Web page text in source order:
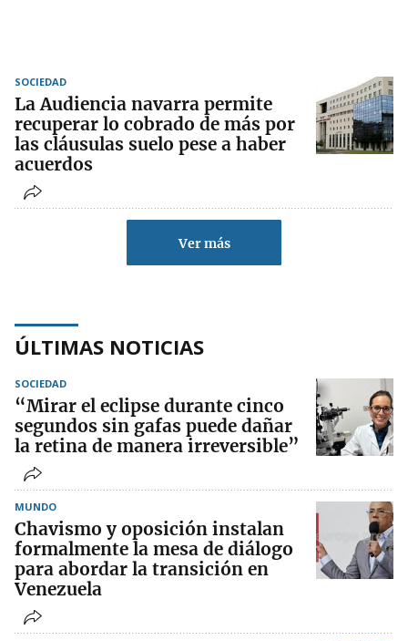
SOCIEDAD
La Audiencia navarra permite
recuperar lo cobrado de más por
las cláusulas suelo pese a haber
acuerdos
Ver más
ÚLTIMAS NOTICIAS
SOCIEDAD
“Mirar el eclipse durante cinco
segundos sin gafas puede dañar
la retina de manera irreversible”
MUNDO
Chavismo y oposición instalan
formalmente la mesa de diálogo
para abordar la transición en
Venezuela